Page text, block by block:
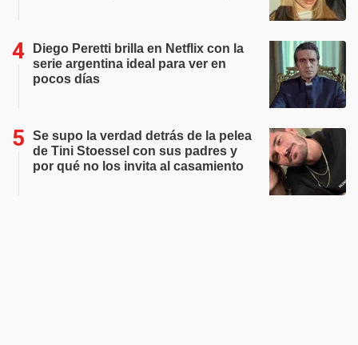
Diego Peretti brilla en Netflix con la
serie argentina ideal para ver en
pocos días
Se supo la verdad detrás de la pelea
de Tini Stoessel con sus padres y
por qué no los invita al casamiento